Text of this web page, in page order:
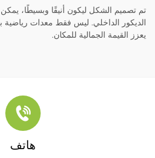
تم تصميم الشكل ليكون أنيقًا وبسيطًا،
الديكور الداخلي. ليس فقط معدات رياضية
يعزز القيمة الجمالية للمكان.
هاتف